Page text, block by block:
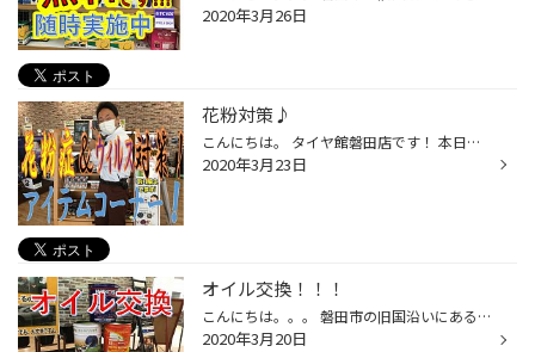
2020年3月26日
花粉対策♪
こんにちは。 タイヤ館磐田店です！ 本日もいい天気ですが花粉がヒドイです。 みなさん、エアコンフィルターの点検はしていますか？ 当店では、交換はもちろん無料点検実施中です♪ 抗菌タイプも取り扱いございます！(車種によってはお取り寄せになります) 点検だけでもお気軽にお立ち寄りください！...
2020年3月23日
オイル交換！！！
こんにちは。。。 磐田市の旧国沿いにあるタイヤ館です。 タイヤ館でもオイル交換しています！！！ 電話でのご予約も承りしております！！！ 皆様のご来店スタッフ一同、心よりお待ちしております。
2020年3月20日